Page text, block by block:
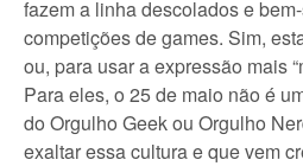
fazem a linha descolados e
competições de games. Sim,
ou, para usar a expressão mais
Para eles, o 25 de maio não é
do Orgulho Geek ou Orgulho
exaltar essa cultura e que vem